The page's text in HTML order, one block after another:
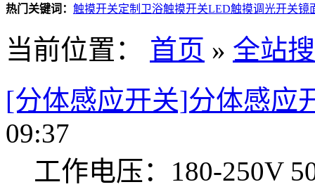
热门关键词： 触摸开关定制 卫浴触摸开关LED触摸调光开关镜
当前位置： 首页 » 全站
[分体感应开关]分体感应
09:37
工作电压：180-250V